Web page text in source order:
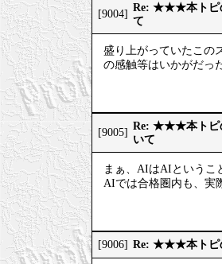
[9004]
Re: ★★★本トピ
て
盛り上がっていたこの
の感触等はいかがだっ
[9005]
Re: ★★★本トピ
いて
まぁ、AIはAIというこ
AIでは合格圏内も、実
[9006] Re: ★★★本トピ